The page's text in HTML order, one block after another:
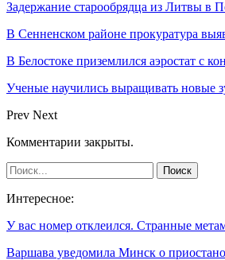
Задержание старообрядца из Литвы в
В Сенненском районе прокуратура
В Белостоке приземлился аэростат с
Ученые научились выращивать новые
Prev Next
Комментарии закрыты.
Интересное:
У вас номер отклеился. Странные
Варшава уведомила Минск о